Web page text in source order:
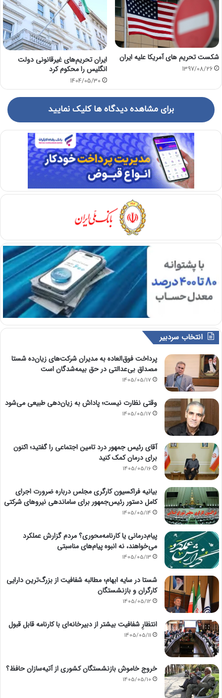
شکست تحریم های آمریکا علیه ایران
1397/08/26
ایران تحریم‌های غیرقانونی دولت
انگلیس را محکوم کرد
1404/05/30
برای مشاهده دیدگاه ها کلیک نمایید
انتخاب سردبیر
پرداخت فوق‌العاده به مدیران شرکت‌های زیان‌ده شستا
مصداق بی‌عدالتی در حق بیمه‌شدگان است
1405/05/17
وقتی نظارت نیست؛ پاداش به زیان‌دهی طبیعی می‌شود
1405/05/17
آقای رئیس جمهور درد تامین اجتماعی را گفتید؛ اکنون
برای درمان کمک کنید
1405/05/16
بیانیه فراکسیون کارگری مجلس درباره ضرورت اجرای
کامل دستور رئیس‌جمهور برای ساماندهی نیروهای شرکتی
1405/05/14
پیام‌درمانی یا کارنامه‌محوری؟ مردم گزارش عملکرد
می‌خواهند، نه انبوه پیام‌های مناسبتی
1405/05/13
شستا در سایه ابهام؛ مطالبه شفافیت از بزرگ‌ترین دارایی
کارگران و بازنشستگان
1405/05/12
انتظارِ شفافیت بیشتر از دبیرخانه‌ای با کارنامه قابل قبول
1405/05/11
خروج خاموش بازنشستگان کشوری از آتیه‌سازان حافظ؟
1405/05/10